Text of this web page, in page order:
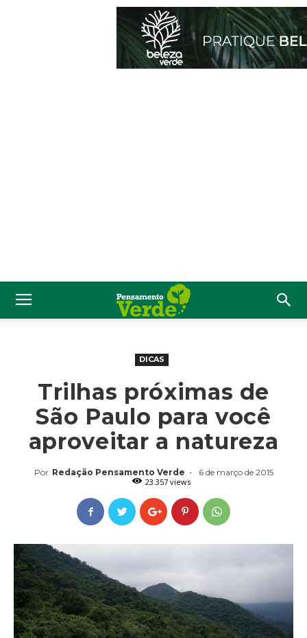
DICAS
Trilhas próximas de
São Paulo para você
aproveitar a natureza
Por Redação Pensamento Verde -
6 de março de 2015
23.357 views